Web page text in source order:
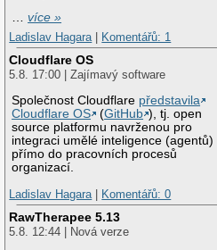
…více »
Ladislav Hagara
Komentářů: 1
Cloudflare OS
5.8. 17:00 | Zajímavý software
Společnost Cloudflare představila
Cloudflare OS
(GitHub ), tj. open
source platformu navrženou pro
integraci umělé inteligence (agentů)
přímo do pracovních procesů
organizací.
Ladislav Hagara
Komentářů: 0
RawTherapee 5.13
5.8. 12:44 | Nová verze